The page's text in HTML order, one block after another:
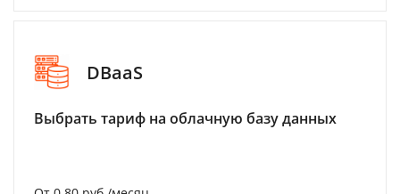
DBaaS
Выбрать тариф на облачную базу данных